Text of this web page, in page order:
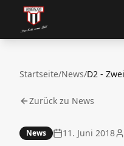
Startseite/News/
Zurück zu News
News 11. Juni 2018